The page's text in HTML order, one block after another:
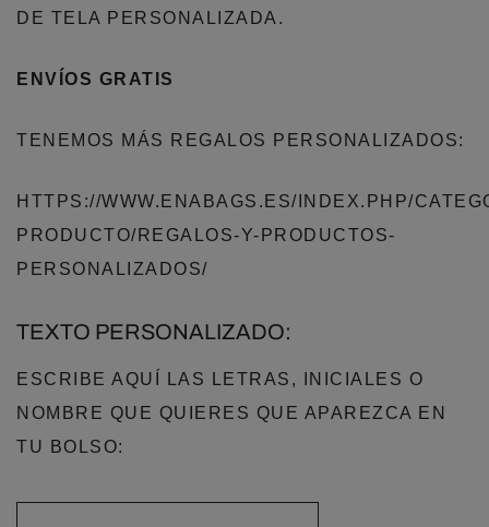
DE TELA PERSONALIZADA.
ENVÍOS GRATIS
TENEMOS MÁS REGALOS PERSONALIZADOS:
HTTPS://WWW.ENABAGS.ES/INDEX.PHP/
PRODUCTO/REGALOS-Y-PRODUCTOS-
PERSONALIZADOS/
TEXTO PERSONALIZADO:
ESCRIBE AQUÍ LAS LETRAS, INICIALES O
NOMBRE QUE QUIERES QUE APAREZCA EN
TU BOLSO: